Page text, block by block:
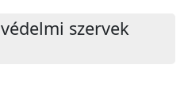
szervek